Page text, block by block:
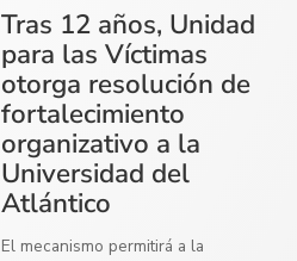
Tras 12 años, Unidad
para las Víctimas
otorga resolución de
fortalecimiento
organizativo a la
Universidad del
Atlántico
El mecanismo permitirá a la